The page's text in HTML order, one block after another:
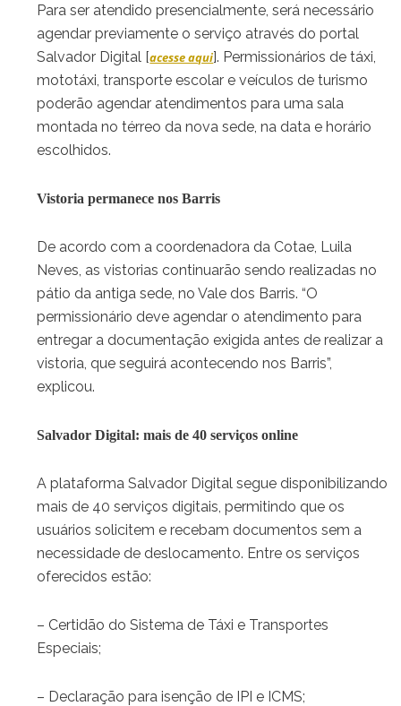
Para ser atendido presencialmente, será necessário
agendar previamente o serviço através do portal
Salvador Digital [acesse aqui]. Permissionários de táxi,
mototáxi, transporte escolar e veículos de turismo
poderão agendar atendimentos para uma sala
montada no térreo da nova sede, na data e horário
escolhidos.
Vistoria permanece nos Barris
De acordo com a coordenadora da Cotae, Luila
Neves, as vistorias continuarão sendo realizadas no
pátio da antiga sede, no Vale dos Barris. “O
permissionário deve agendar o atendimento para
entregar a documentação exigida antes de realizar a
vistoria, que seguirá acontecendo nos Barris”,
explicou.
Salvador Digital: mais de 40 serviços online
A plataforma Salvador Digital segue disponibilizando
mais de 40 serviços digitais, permitindo que os
usuários solicitem e recebam documentos sem a
necessidade de deslocamento. Entre os serviços
oferecidos estão:
– Certidão do Sistema de Táxi e Transportes
Especiais;
– Declaração para isenção de IPI e ICMS;